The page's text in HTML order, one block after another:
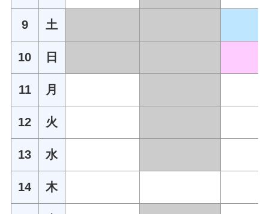
9 土
10 日
11 月
12 火
13 水
14 木